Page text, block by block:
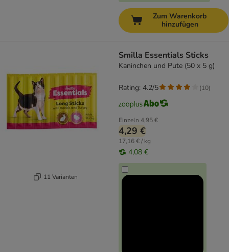
Zum Warenkorb
hinzufügen
11 Varianten
Smilla Essentials Sticks
Kaninchen und Pute (50 x 5 g)
Einzeln 4,95 €
4,29 €
17,16 € / kg
4,08 €
Rating: 4.2/5 (10)